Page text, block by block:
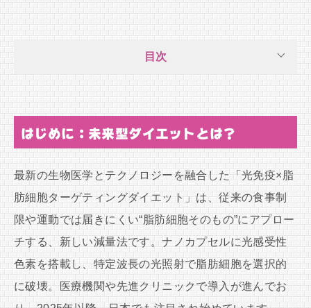
目次
はじめに：未来型ダイエットとは？
最新の生物医学とテクノロジーを融合した「光免疫×脂
肪細胞ターゲティングダイエット」は、従来の食事制
限や運動では届きにくい“脂肪細胞そのもの”にアプロー
チする、新しい減量法です。ナノカプセルに光感受性
色素を搭載し、特定波長の光照射で脂肪細胞を選択的
に破壊。医療機関や先進クリニックで導入が進んでお